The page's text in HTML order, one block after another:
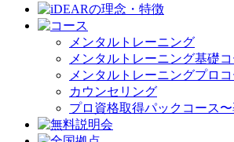
メンタルトレーニング
メンタルトレーニング基礎コ
メンタルトレーニングプロコ
カウンセリング
プロ資格取得パックコース